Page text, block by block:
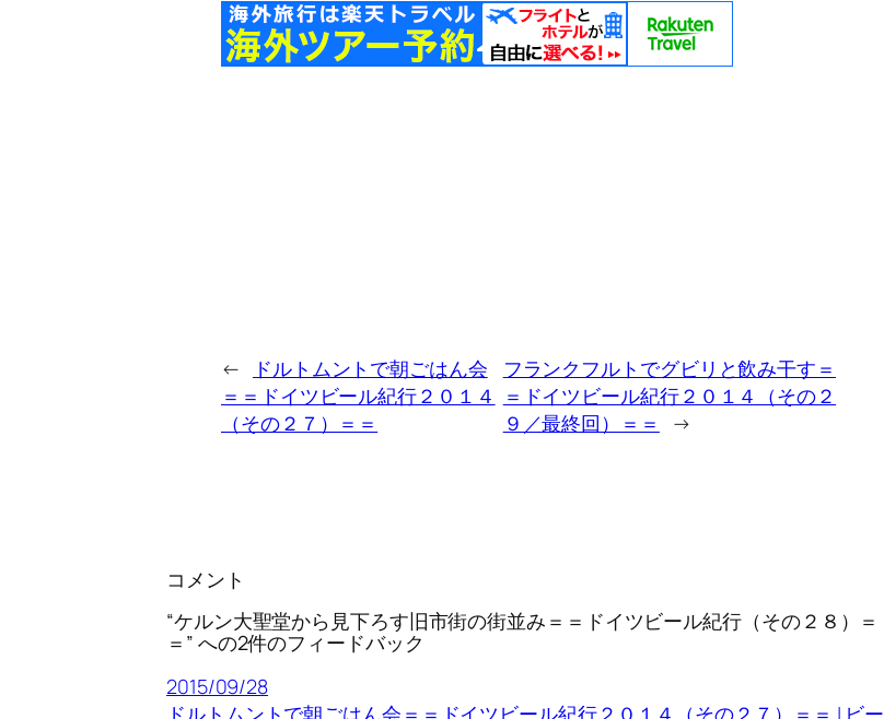
←
ドルトムントで朝ごはん会
＝＝ドイツビール紀行２０１４
（その２７）＝＝
フランクフルトでグビリと飲み干す＝
＝ドイツビール紀行２０１４（その２
９／最終回）＝＝
→
コメント
“ケルン大聖堂から見下ろす旧市街の街並み＝＝ドイツビール紀行（その２８）＝
＝” への2件のフィードバック
2015/09/28
ドルトムントで朝ごはん会＝＝ドイツビール紀行２０１４（その２７）＝＝ | ビー